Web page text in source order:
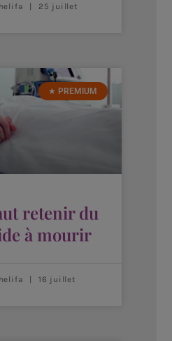
25 juillet
★ PREMIUM
retenir du
à mourir
16 juillet